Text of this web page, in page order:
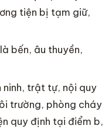
tiện bị tạm giữ,
bến, âu thuyền,
trật tự, nội quy
trường, phòng cháy
quy định tại điểm b,